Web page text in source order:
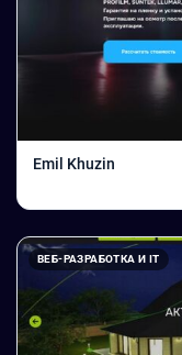
Emil Khuzin
ВЕБ-РАЗРАБОТКА И IT